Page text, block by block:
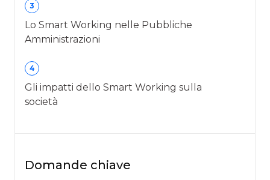
3
Lo Smart Working nelle Pubbliche
Amministrazioni
4
Gli impatti dello Smart Working sulla
società
Domande chiave